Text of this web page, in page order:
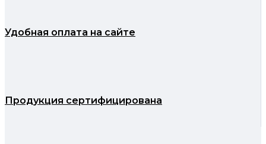
Удобная оплата на сайте
Продукция сертифицирована